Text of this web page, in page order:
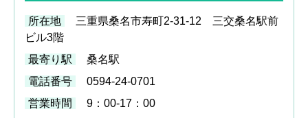
所在地
三重県桑名市寿町2-31-12 三交桑名駅前
ビル3階
最寄り駅
桑名駅
電話番号
0594-24-0701
営業時間
9：00-17：00
ムチ打ちの体験談
捻挫の体験談
打撲の体験談